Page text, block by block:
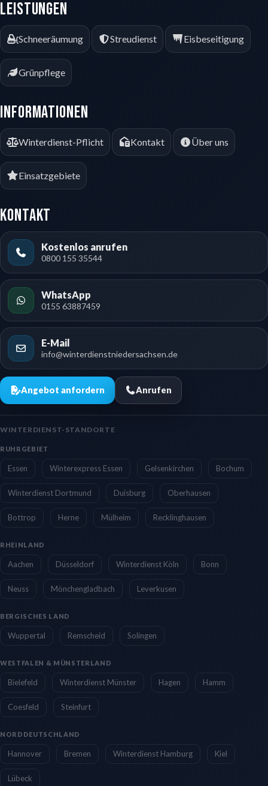
Leistungen
Schneeräumung Streudienst Eisbeseitigung
Grünpflege
Informationen
Winterdienst-Pflicht Kontakt Über uns
Einsatzgebiete
Kontakt
Kostenlos anrufen
0800 155 35544
WhatsApp
0155 63887459
E-Mail
info@winterdienstniedersachsen.de
Angebot anfordern Anrufen
WINTERDIENST-STANDORTE
RUHRGEBIET
Essen Winterexpress Essen Gelsenkirchen Bochum
Winterdienst Dortmund Duisburg Oberhausen
Bottrop Herne Mülheim Recklinghausen
RHEINLAND
Aachen Düsseldorf Winterdienst Köln Bonn
Neuss Mönchengladbach Leverkusen
BERGISCHES LAND
Wuppertal Remscheid Solingen
WESTFALEN & MÜNSTERLAND
Bielefeld Winterdienst Münster Hagen Hamm
Coesfeld Steinfurt
NORDDEUTSCHLAND
Hannover Bremen Winterdienst Hamburg Kiel
Lübeck